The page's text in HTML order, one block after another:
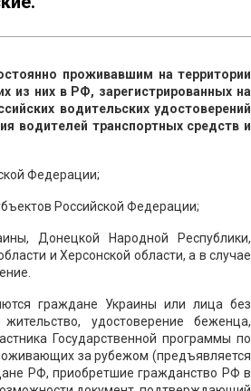
проживавшим на территории
из них в РФ, зарегистрированных на
водительских удостоверений
водителей транспортных средств и
Федерации;
Российской Федерации;
Донецкой Народной Республики,
и Херсонской области, а в случае
граждане Украины или лица без
удостоверение беженца,
Государственной программы по
за рубежом (предъявляется
РФ, приобретшие гражданство РФ в